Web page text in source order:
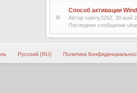
Способ активации
Автор valeriy3262, 30 май
Последнее сообщение
Русский (RU) Политика